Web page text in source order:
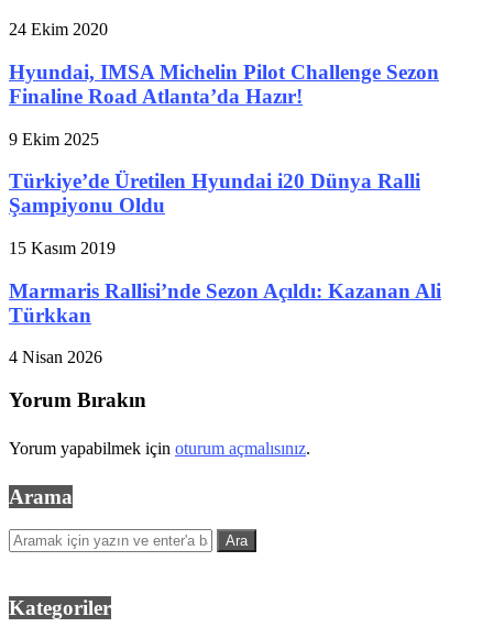
24 Ekim 2020
Hyundai, IMSA Michelin Pilot Challenge Sezon
Finaline Road Atlanta’da Hazır!
9 Ekim 2025
Türkiye’de Üretilen Hyundai i20 Dünya Ralli
Şampiyonu Oldu
15 Kasım 2019
Marmaris Rallisi’nde Sezon Açıldı: Kazanan Ali
Türkkan
4 Nisan 2026
Yorum Bırakın
Yorum yapabilmek için oturum açmalısınız.
Arama
Kategoriler